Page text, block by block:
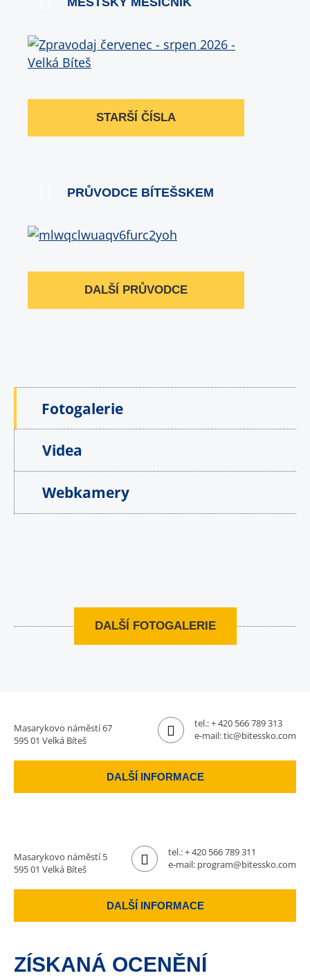
STARŠÍ ČÍSLA
PRŮVODCE BÍTEŠSKEM
DALŠÍ PRŮVODCE
Fotogalerie
Videa
Webkamery
DALŠÍ FOTOGALERIE
Masarykovo náměstí 67
595 01 Velká Bíteš
tel.:+ 420 566 789 313
e-mail:tic@bitessko.com
DALŠÍ INFORMACE
Masarykovo náměstí 5
595 01 Velká Bíteš
tel.:+ 420 566 789 311
e-mail: program@bitessko.com
DALŠÍ INFORMACE
ZÍSKANÁ OCENĚNÍ